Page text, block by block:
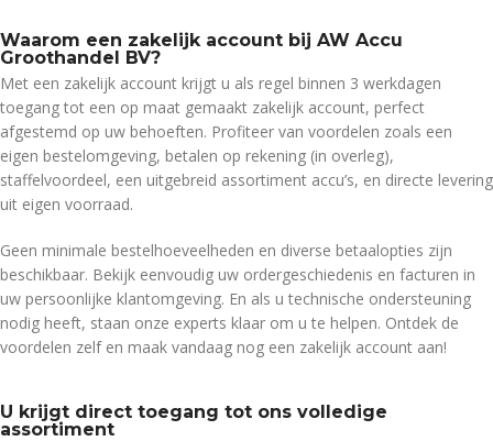
Waarom een zakelijk account bij AW Accu
Groothandel BV?
Met een zakelijk account krijgt u als regel binnen 3 werkdagen
toegang tot een op maat gemaakt zakelijk account, perfect
afgestemd op uw behoeften. Profiteer van voordelen zoals een
eigen bestelomgeving, betalen op rekening (in overleg),
staffelvoordeel, een uitgebreid assortiment accu’s, en directe levering
uit eigen voorraad.
Geen minimale bestelhoeveelheden en diverse betaalopties zijn
beschikbaar. Bekijk eenvoudig uw ordergeschiedenis en facturen in
uw persoonlijke klantomgeving. En als u technische ondersteuning
nodig heeft, staan onze experts klaar om u te helpen. Ontdek de
voordelen zelf en maak vandaag nog een zakelijk account aan!
U krijgt direct toegang tot ons volledige
assortiment